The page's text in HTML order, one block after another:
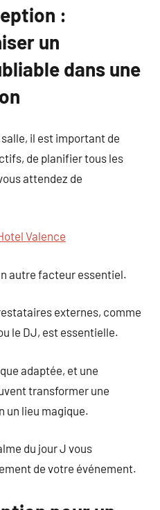
:
un
dans une
il est important de
de planifier tous les
attendez de
Valence
autre facteur essentiel.
externes, comme
le DJ, est essentielle.
adaptée, et une
transformer une
un lieu magique.
du jour J vous
de votre événement.